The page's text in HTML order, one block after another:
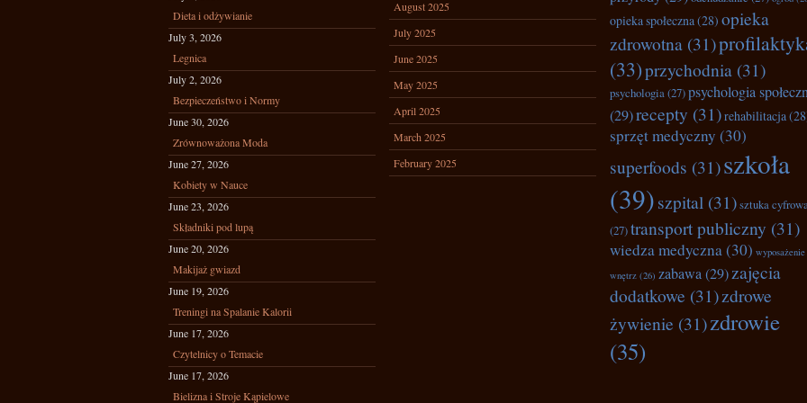
Dieta i odżywianie
July 3, 2026
Legnica
July 2, 2026
Bezpieczeństwo i Normy
June 30, 2026
Zrównoważona Moda
June 27, 2026
Kobiety w Nauce
June 23, 2026
Składniki pod lupą
June 20, 2026
Makijaż gwiazd
June 19, 2026
Treningi na Spalanie Kalorii
June 17, 2026
Czytelnicy o Temacie
June 17, 2026
Bielizna i Stroje Kąpielowe
August 2025
July 2025
June 2025
May 2025
April 2025
March 2025
February 2025
opieka społeczna(28) opieka
zdrowotna (31)
(33)przychodnia (31)
psychologia(27)psychologia
(29)recepty (31)rehabilitacja
sprzęt medyczny (30)
superfoods (31)szkoła
(39)szpital (31)sztuka
(27)transport publiczny (31)
wiedza medyczna(30) wyposażenie
wnętrz (26) zabawa(29)zajęcia
dodatkowe (31)zdrowe
żywienie (31)zdrowie
(35)